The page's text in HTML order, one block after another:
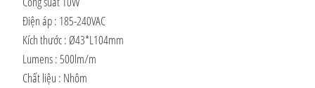
Điện áp : 185-240VAC
Kích thước : Ø43*L104mm
Lumens : 500lm/m
Chất liệu : Nhôm